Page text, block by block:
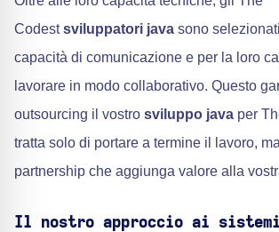
Codestsviluppatori java sono
capacità di comunicazione e per la loro
lavorare in modo collaborativo. Questo
outsourcing il vostro sviluppo java per
tratta solo di portare a termine il lavoro,
partnership che aggiunga valore alla
Il nostro approccio ai